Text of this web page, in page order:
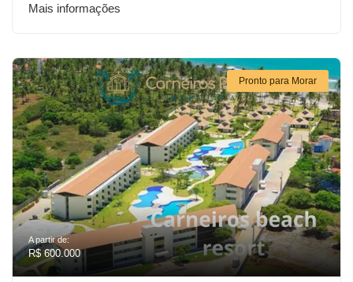
Mais informações
Pronto para Morar
A partir de:
R$ 600.000